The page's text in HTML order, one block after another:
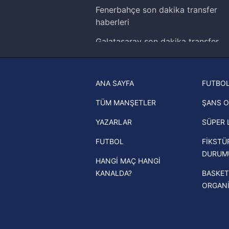
butonuna tıklayabilir,Çerez
6698 sayılı Kişisel Verilerin
Fenerbahçe son dakika transfer
haberleri
Galatasaray son dakika transfer
haberleri
Trendyol Süper Lig haberleri
Ziraat Türkiye Kupası haberleri
UEFA Şampiyonlar Ligi haberleri
UEFA Avrupa Ligi haberleri
UEFA Konferans Ligi haberleri
ANA SAYFA
TÜM MANŞETLER
YAZARLAR
FUTBOL
HANGİ MAÇ HANGİ
KANALDA?
ŞANS
SÜPER